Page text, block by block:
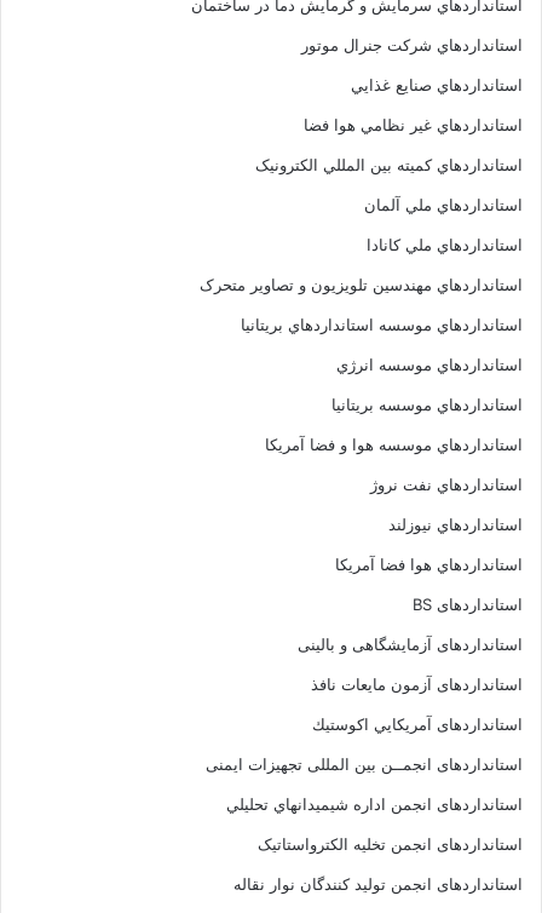
استانداردهاي سرمايش و گرمايش دما در ساختمان
استانداردهاي شرکت جنرال موتور
استانداردهاي صنايع غذايي
استانداردهاي غير نظامي هوا فضا
استانداردهاي کميته بين المللي الکترونيک
استانداردهاي ملي آلمان
استانداردهاي ملي کانادا
استانداردهاي مهندسين تلويزيون و تصاوير متحرک
استانداردهاي موسسه استانداردهاي بريتانيا
استانداردهاي موسسه انرژي
استانداردهاي موسسه بريتانيا
استانداردهاي موسسه هوا و فضا آمريکا
استانداردهاي نفت نروژ
استانداردهاي نيوزلند
استانداردهاي هوا فضا آمريکا
استانداردهای BS
استانداردهای آزمایشگاهی و بالینی
استانداردهای آزمون مایعات نافذ
استانداردهای آمريكايي اكوستيك
استانداردهای انجمــن بين المللى تجهيزات ايمنى
استانداردهای انجمن اداره شيميدانهاي تحليلي
استانداردهای انجمن تخليه الکترواستاتيک
استانداردهای انجمن توليد کنندگان نوار نقاله